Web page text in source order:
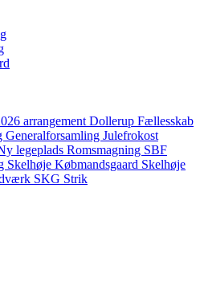
arrangement Dollerup Fællesskab
Generalforsamling Julefrokost
legeplads Romsmagning SBF
Skelhøje Købmandsgaard Skelhøje
SKG Strik